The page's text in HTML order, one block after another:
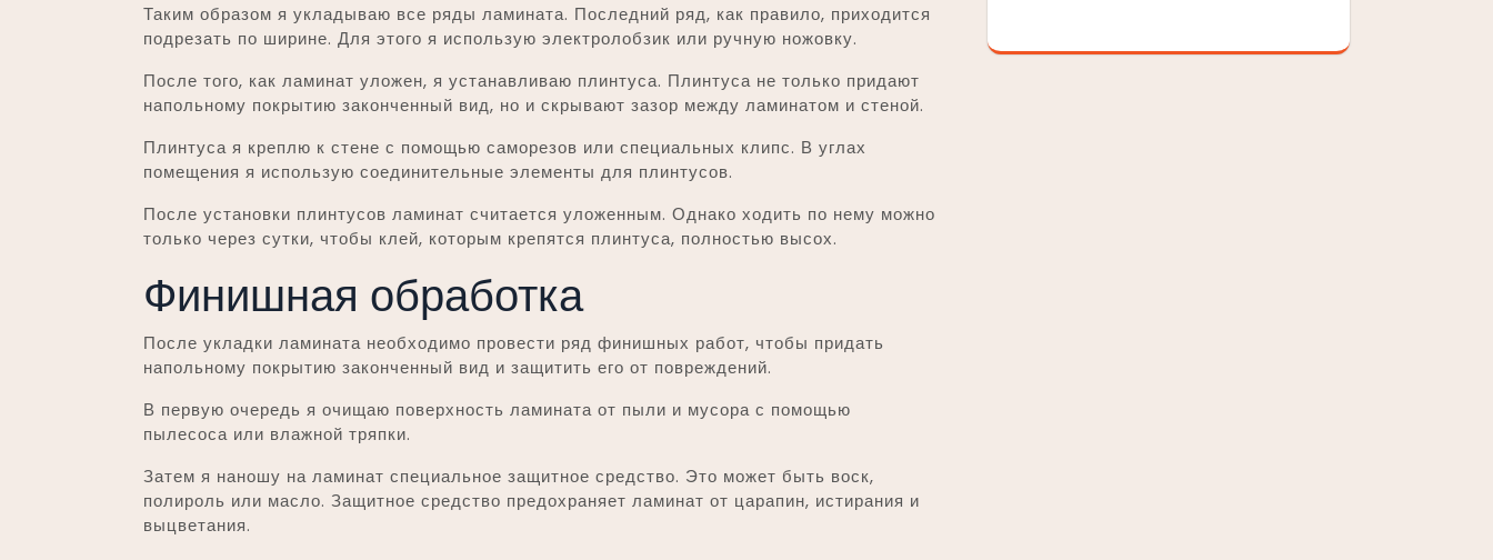
Таким образом я укладываю все ряды ламината. Последний ряд, как правило, приходится
подрезать по ширине. Для этого я использую электролобзик или ручную ножовку.
После того, как ламинат уложен, я устанавливаю плинтуса. Плинтуса не только придают
напольному покрытию законченный вид, но и скрывают зазор между ламинатом и стеной.
Плинтуса я креплю к стене с помощью саморезов или специальных клипс. В углах
помещения я использую соединительные элементы для плинтусов.
После установки плинтусов ламинат считается уложенным. Однако ходить по нему можно
только через сутки, чтобы клей, которым крепятся плинтуса, полностью высох.
Финишная обработка
После укладки ламината необходимо провести ряд финишных работ, чтобы придать
напольному покрытию законченный вид и защитить его от повреждений.
В первую очередь я очищаю поверхность ламината от пыли и мусора с помощью
пылесоса или влажной тряпки.
Затем я наношу на ламинат специальное защитное средство. Это может быть воск,
полироль или масло. Защитное средство предохраняет ламинат от царапин, истирания и
выцветания.